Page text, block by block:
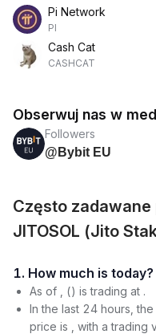
Pi Network
PI
Cash Cat
CASHCAT
Obserwuj nas w
Followers
@Bybit EU
Często
JITOSOL (Jito
1. How much is today?
As of , () is trading at .
In the last 24 hours,
price is , with a trading